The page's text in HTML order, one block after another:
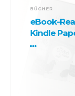
BÜCHER
eBook-
Kindle